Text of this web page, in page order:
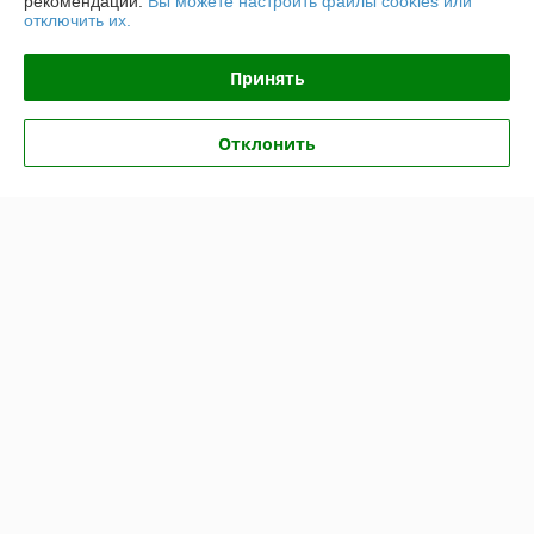
14.11.2025
юра
отключить их.
Принять
Отклонить